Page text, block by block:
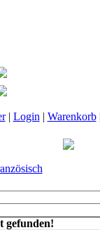
| Login | Warenkorb|
gefunden!